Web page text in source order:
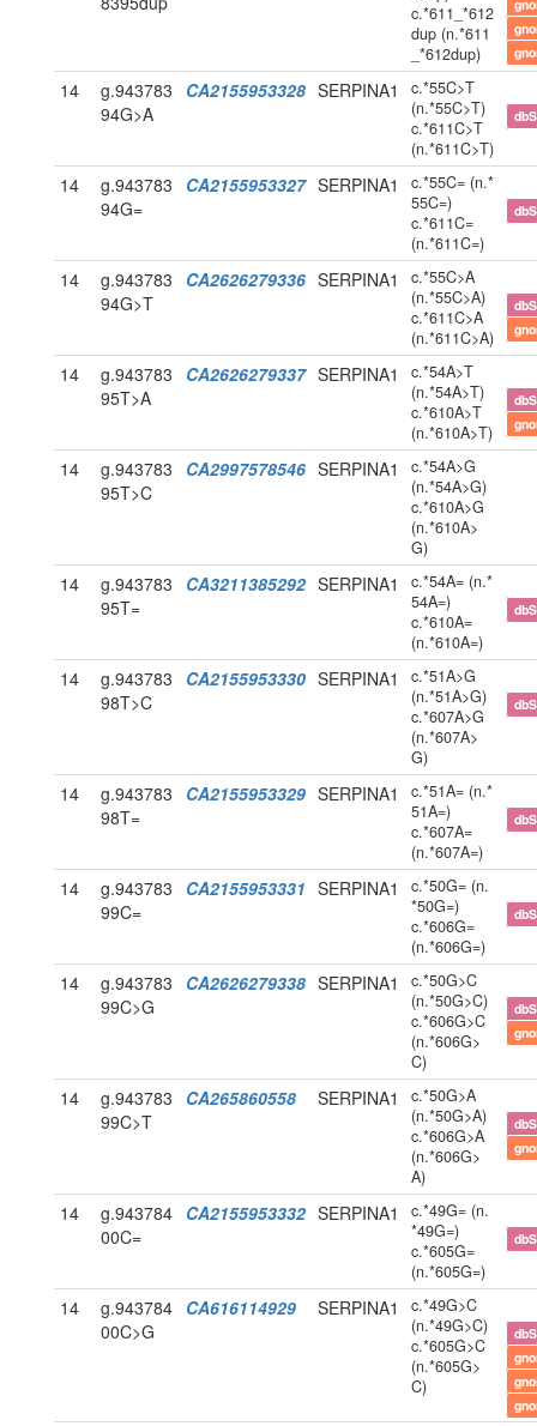
c.*611_*612
dup (n.*611
_*612dup)
14
g.943783
94G>A
CA2155953328 SERPINA1
c.*55C>T
(n.*55C>T)
c.*611C>T
(n.*611C>T)
14
g.943783
94G=
CA2155953327 SERPINA1
c.*55C= (n.*
55C=)
c.*611C=
(n.*611C=)
14
g.943783
94G>T
CA2626279336 SERPINA1
c.*55C>A
(n.*55C>A)
c.*611C>A
(n.*611C>A)
14
g.943783
95T>A
CA2626279337 SERPINA1
c.*54A>T
(n.*54A>T)
c.*610A>T
(n.*610A>T)
14
g.943783
95T>C
CA2997578546 SERPINA1
c.*54A>G
(n.*54A>G)
c.*610A>G
(n.*610A>
G)
14
g.943783
95T=
CA3211385292 SERPINA1
c.*54A= (n.*
54A=)
c.*610A=
(n.*610A=)
14
g.943783
98T>C
CA2155953330 SERPINA1
c.*51A>G
(n.*51A>G)
c.*607A>G
(n.*607A>
G)
14
g.943783
98T=
CA2155953329 SERPINA1
c.*51A= (n.*
51A=)
c.*607A=
(n.*607A=)
14
g.943783
99C=
CA2155953331 SERPINA1
c.*50G= (n.
*50G=)
c.*606G=
(n.*606G=)
14
g.943783
99C>G
CA2626279338 SERPINA1
c.*50G>C
(n.*50G>C)
c.*606G>C
(n.*606G>
C)
14
g.943783
99C>T
CA265860558 SERPINA1
c.*50G>A
(n.*50G>A)
c.*606G>A
(n.*606G>
A)
14
g.943784
00C=
CA2155953332 SERPINA1
c.*49G= (n.
*49G=)
c.*605G=
(n.*605G=)
14
g.943784
00C>G
CA616114929 SERPINA1
c.*49G>C
(n.*49G>C)
c.*605G>C
(n.*605G>
C)